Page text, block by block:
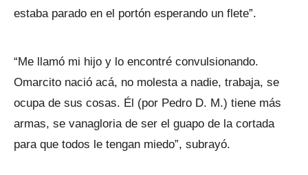
estaba parado en el portón esperando un flete”.
“Me llamó mi hijo y lo encontré convulsionando.
Omarcito nació acá, no molesta a nadie, trabaja, se
ocupa de sus cosas. Él (por Pedro D. M.) tiene más
armas, se vanagloria de ser el guapo de la cortada
para que todos le tengan miedo”, subrayó.